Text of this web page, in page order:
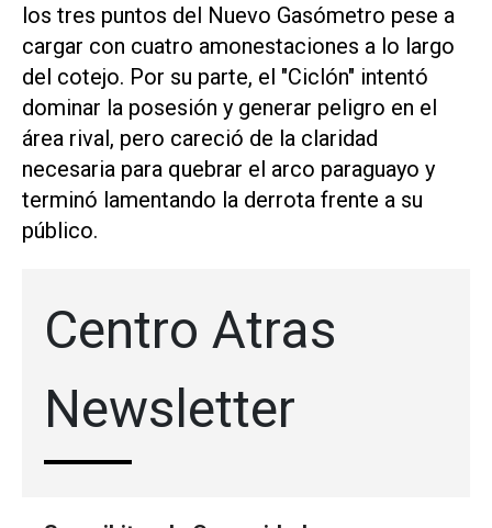
los tres puntos del Nuevo Gasómetro pese a
cargar con cuatro amonestaciones a lo largo
del cotejo. Por su parte, el "Ciclón" intentó
dominar la posesión y generar peligro en el
área rival, pero careció de la claridad
necesaria para quebrar el arco paraguayo y
terminó lamentando la derrota frente a su
público.